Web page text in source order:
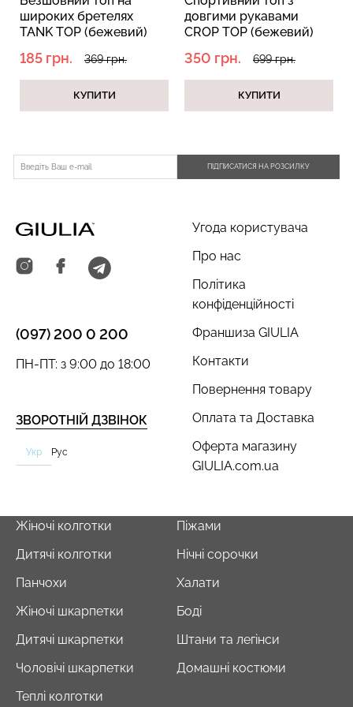
широких бретелях
TANK TOP (бежевий)
185 грн. 369 грн.
КУПИТИ
довгими рукавами
CROP TOP (бежевий)
350 грн. 699 грн.
КУПИТИ
ПІДПИСАТИСЯ НА РОЗСИЛКУ
Угода користувача
Про нас
Політика
конфіденційності
Франшиза GIULIA
Контакти
Повернення товару
Оплата та Доставка
Оферта магазину
GIULIA.com.ua
(097) 200 0 200
ЗВОРОТНІЙ ДЗВІНОК
ПН-ПТ: з 9:00 до 18:00
Укр Рус
Жіночі колготки
Дитячі колготки
Панчохи
Жіночі шкарпетки
Дитячі шкарпетки
Чоловічі шкарпетки
Теплі колготки
Піжами
Нічні сорочки
Халати
Боді
Штани та легінси
Домашні костюми